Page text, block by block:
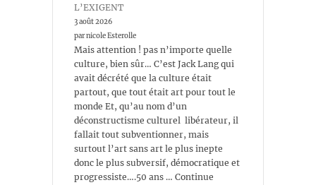
L’EXIGENT
3 août 2026
par nicole Esterolle
Mais attention ! pas n’importe quelle
culture, bien sûr… C’est Jack Lang qui
avait décrété que la culture était
partout, que tout était art pour tout le
monde Et, qu’au nom d’un
déconstructisme culturel libérateur, il
fallait tout subventionner, mais
surtout l’art sans art le plus inepte
donc le plus subversif, démocratique et
progressiste….50 ans … Continue